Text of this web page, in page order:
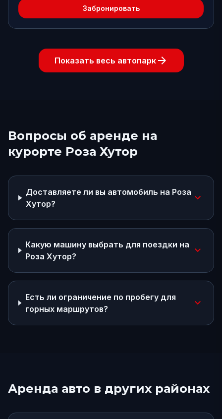
Забронировать
Показать весь автопаркarrow_forward
Вопросы об аренде на
курорте Роза Хутор
Доставляете ли вы автомобиль на Роза
Хутор?
expand_more
Какую машину выбрать для поездки на
Роза Хутор?
expand_more
Есть ли ограничение по пробегу для
горных маршрутов?
expand_more
Аренда авто в других районах